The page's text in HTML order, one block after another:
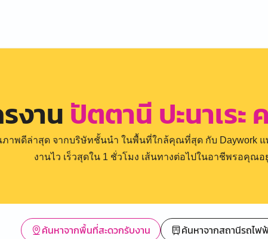
งาน ปัตตานี ปะนาเระ
าพดีล่าสุด จากบริษัทชั้นนำ ในพื้นที่ใกล้คุณที่สุด กับ Daywork
งานไว เร็วสุดใน 1 ชั่วโมง เส้นทางต่อไปในอาชีพรอคุณอ
ค้นหาจากพื้นที่สะดวกรับงาน ค้นหาจากสถานีรถไฟ